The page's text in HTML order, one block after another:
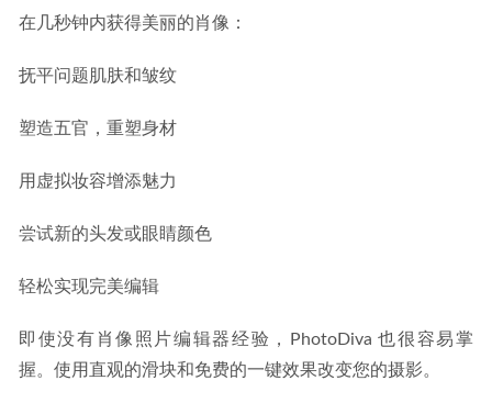
在几秒钟内获得美丽的肖像：
抚平问题肌肤和皱纹
塑造五官，重塑身材
用虚拟妆容增添魅力
尝试新的头发或眼睛颜色
轻松实现完美编辑
即使没有肖像照片编辑器经验，PhotoDiva 也很容易掌
握。使用直观的滑块和免费的一键效果改变您的摄影。